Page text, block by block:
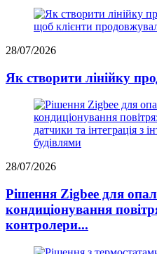
28/07/2026
Як створити лінійку
28/07/2026
Рішення Zigbee для
кондиціонування
контролери...